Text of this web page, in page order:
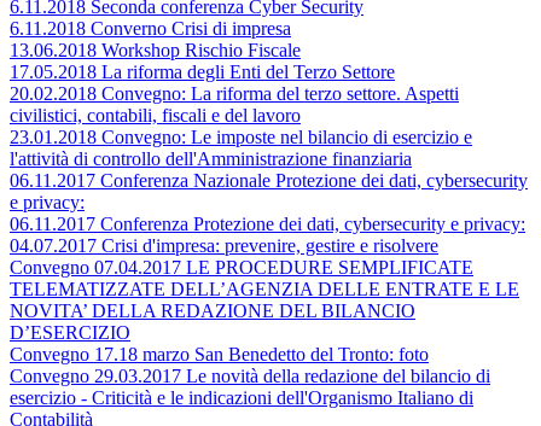
6.11.2018 Seconda conferenza Cyber Security
6.11.2018 Converno Crisi di impresa
13.06.2018 Workshop Rischio Fiscale
17.05.2018 La riforma degli Enti del Terzo Settore
20.02.2018 Convegno: La riforma del terzo settore. Aspetti
civilistici, contabili, fiscali e del lavoro
23.01.2018 Convegno: Le imposte nel bilancio di esercizio e
l'attività di controllo dell'Amministrazione finanziaria
06.11.2017 Conferenza Nazionale Protezione dei dati, cybersecurity
e privacy:
06.11.2017 Conferenza Protezione dei dati, cybersecurity e privacy:
04.07.2017 Crisi d'impresa: prevenire, gestire e risolvere
Convegno 07.04.2017 LE PROCEDURE SEMPLIFICATE
TELEMATIZZATE DELL’AGENZIA DELLE ENTRATE E LE
NOVITA’ DELLA REDAZIONE DEL BILANCIO
D’ESERCIZIO
Convegno 17.18 marzo San Benedetto del Tronto: foto
Convegno 29.03.2017 Le novità della redazione del bilancio di
esercizio - Criticità e le indicazioni dell'Organismo Italiano di
Contabilità